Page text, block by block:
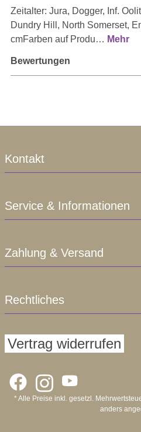
Zeitalter: Jura, Dogger, Inf.
Dundry Hill, North Somerset,
cmFarben auf Produ… Mehr
Bewertungen
Kontakt
Service & Informationen
Zahlung & Versand
Rechtliches
Vertrag widerrufen
* Alle Preise inkl. gesetzl.
anders